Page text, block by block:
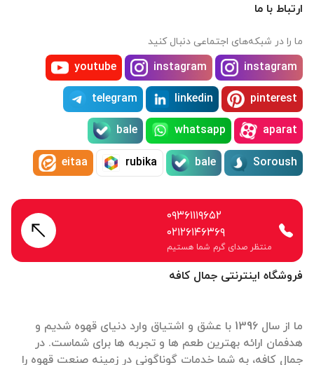
فروشگاه اینترنتی جمال کافه
ما از سال 1396 با عشق و اشتیاق وارد دنیای قهوه شدیم و
هدفمان ارائه بهترین طعم ها و تجربه ها برای شماست. در
جمال کافه، به شما خدمات گوناگونی در زمینه صنعت قهوه را
ارتباط با ما
ما را در شبکه‌های اجتماعی دنبال کنید
instagram
instagram
youtube
pinterest
linkedin
telegram
aparat
whatsapp
bale
Soroush
bale
rubika
eitaa
۰۹۳۶۱۱۱۹۶۵۲
۰۲۱۲۶۱۴۶۳۶۹
منتظر صدای گرم شما هستیم